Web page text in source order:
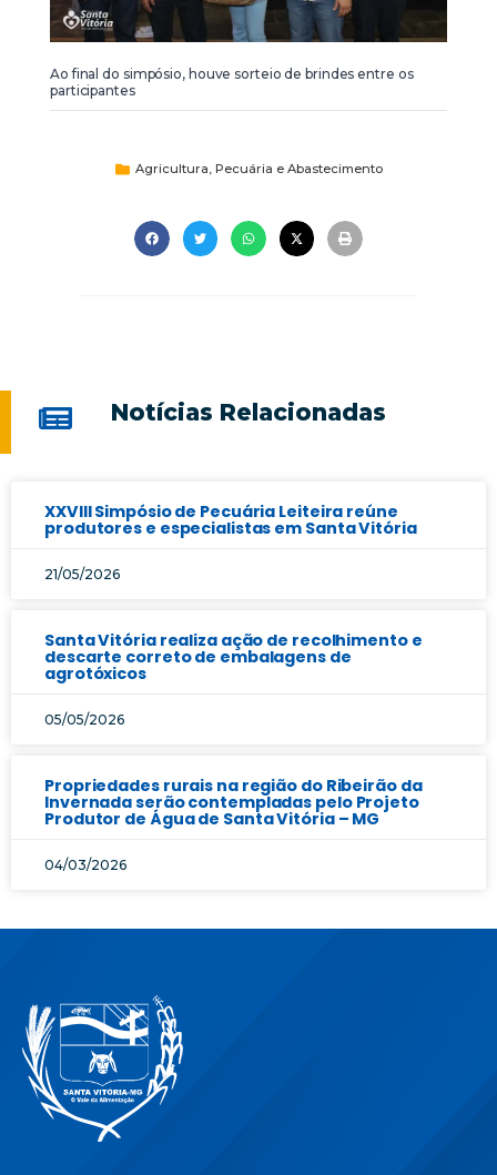
Ao final do simpósio, houve sorteio de brindes entre os
participantes
Agricultura, Pecuária e Abastecimento
Notícias Relacionadas
XXVIII Simpósio de Pecuária Leiteira reúne
produtores e especialistas em Santa Vitória
21/05/2026
Santa Vitória realiza ação de recolhimento e
descarte correto de embalagens de
agrotóxicos
05/05/2026
Propriedades rurais na região do Ribeirão da
Invernada serão contempladas pelo Projeto
Produtor de Água de Santa Vitória – MG
04/03/2026